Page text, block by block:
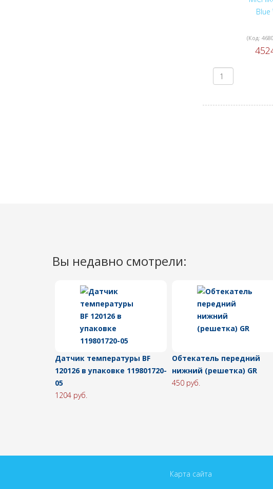
(Код:
Вы недавно смотрели:
Датчик температуры ВF
120126 в упаковке 119801720-
05
1204 руб.
Обтекатель передний
нижний (решетка) GR
450 руб.
Карта сайта